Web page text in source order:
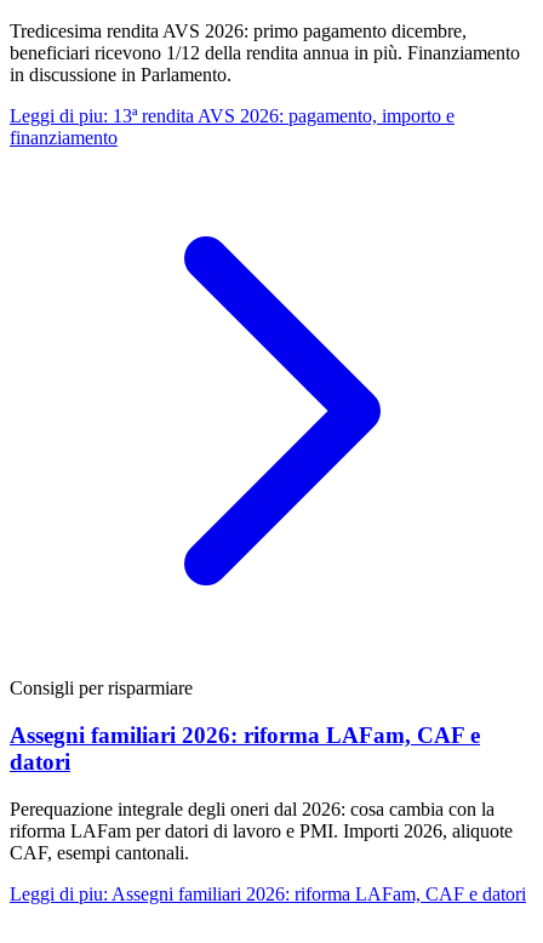
Tredicesima rendita AVS 2026: primo pagamento dicembre,
beneficiari ricevono 1/12 della rendita annua in più. Finanziamento
in discussione in Parlamento.
Leggi di piu: 13ª rendita AVS 2026: pagamento, importo e
finanziamento
Consigli per risparmiare
Assegni familiari 2026: riforma LAFam, CAF e
datori
Perequazione integrale degli oneri dal 2026: cosa cambia con la
riforma LAFam per datori di lavoro e PMI. Importi 2026, aliquote
CAF, esempi cantonali.
Leggi di piu: Assegni familiari 2026: riforma LAFam, CAF e datori